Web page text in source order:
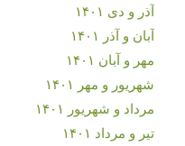
آذر و دی ۱۴۰۱
آبان و آذر ۱۴۰۱
مهر و آبان ۱۴۰۱
شهریور و مهر ۱۴۰۱
مرداد و شهریور ۱۴۰۱
تیر و مرداد ۱۴۰۱